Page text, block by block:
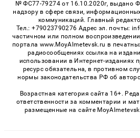
№ ФС77-79274 от 16.10.2020г, выдано
надзору в сфере связи,
коммуникаций. Главный
Тел.: +79023790276 Адрес эл. почты:
частичном или полном
портала www.MoyAlmetevsk.ru в
радиосообщениях ссылка на
использовании в Интернет-изданиях
ресурс обязательна, в противном
нормы законодательства РФ об
Возрастная категория сайта 16+.
ответственности за комментарии и
размещенные на сайте